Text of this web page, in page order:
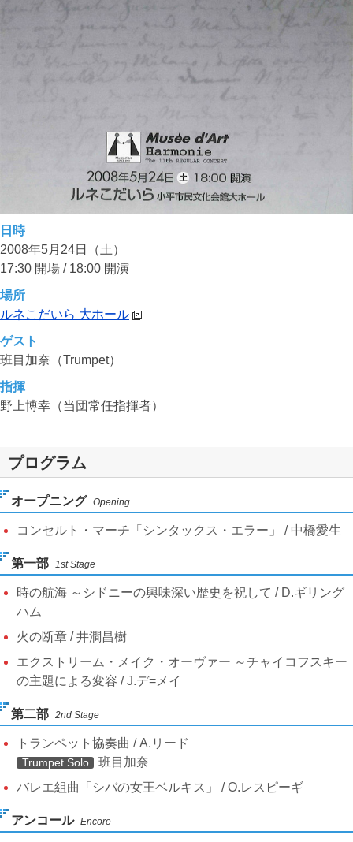
日時
2008年5月24日（土）
17:30 開場 / 18:00 開演
場所
ルネこだいら 大ホール
ゲスト
班目加奈（Trumpet）
指揮
野上博幸（当団常任指揮者）
プログラム
オープニング Opening
コンセルト・マーチ「シンタックス・エラー」 / 中橋愛生
第一部 1st Stage
時の航海 ～シドニーの興味深い歴史を祝して / D.ギリング
ハム
火の断章 / 井澗昌樹
エクストリーム・メイク・オーヴァー ～チャイコフスキー
の主題による変容 / J.デ=メイ
第二部 2nd Stage
トランペット協奏曲 / A.リード
Trumpet Solo
班目加奈
バレエ組曲「シバの女王ベルキス」 / O.レスピーギ
アンコール Encore